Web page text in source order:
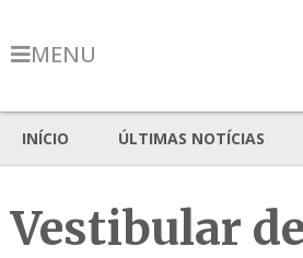
MENU
INÍCIO ÚLTIMAS NOTÍCIAS
Vestibular